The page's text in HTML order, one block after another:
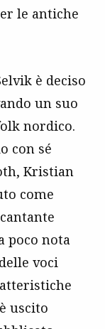
le antiche
è deciso
un suo
nordico.
con sé
Kristian
come
poco nota
voci
uscito